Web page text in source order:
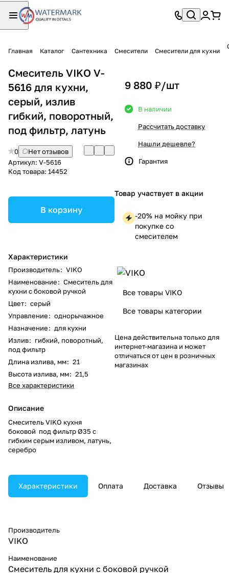
Главная Каталог Сантехника Смесители Смесители для кухни
Смеситель VIKO V-
5616 для кухни,
серый, излив
гибкий, поворотный,
под фильтр, латунь
0
Нет отзывов
Артикул: V-5616
Код товара: 14452
В корзину
Характеристики
Производитель: VIKO
Наименование: Смеситель для
кухни с боковой ручкой
Цвет: серый
Управление: однорычажное
Назначение: для кухни
Излив: гибкий, поворотный,
под фильтр
Длина излива, мм: 21
Высота излива, мм: 21,5
Все характеристики
Описание
Смеситель VIKO кухня
боковой под фильтр Ø35 с
гибким серым изливом, латунь,
серебро
9 880 ₽/шт
В наличии
Рассчитать доставку
Нашли дешевле?
Гарантия
Товар участвует в акции
-20% на мойку при
покупке со
смесителем
Все товары VIKO
Все товары категории
Цена действительна только для
интернет-магазина и может
отличаться от цен в розничных
магазинах
Характеристики Оплата Доставка Отзывы
Производитель
VIKO
Наименование
Смеситель для кухни с боковой ручкой